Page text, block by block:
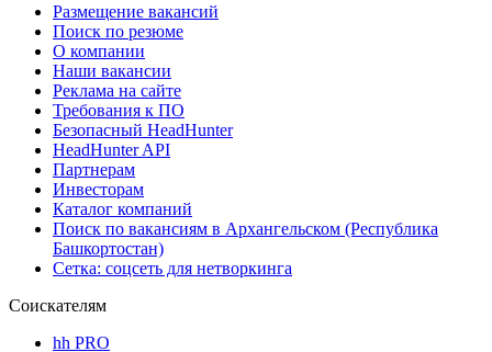
Размещение вакансий
Поиск по резюме
О компании
Наши вакансии
Реклама на сайте
Требования к ПО
Безопасный HeadHunter
HeadHunter API
Партнерам
Инвесторам
Каталог компаний
Поиск по вакансиям в Архангельском (Республика
Башкортостан)
Сетка: соцсеть для нетворкинга
Соискателям
hh PRO